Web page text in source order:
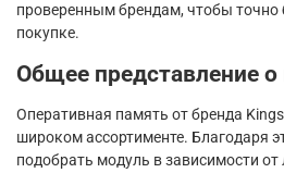
проверенным брендам, чтобы
покупке.
Общее представление
Оперативная память от бренда
широком ассортименте. Благодаря
подобрать модуль в зависимости от